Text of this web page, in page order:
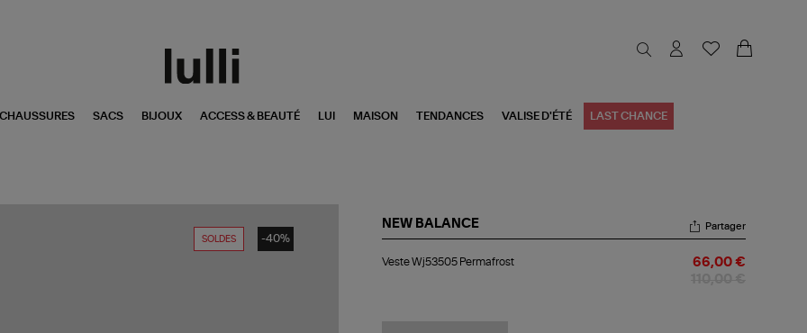
CHAUSSURES SACS BIJOUX ACCESS & BEAUTÉ LUI MAISON TENDANCES VALISE D'ÉTÉ LAST CHANCE
SOLDES -40%
NEW BALANCE
Wj53505
Partager
Veste Wj53505 Permafrost 66,00 €